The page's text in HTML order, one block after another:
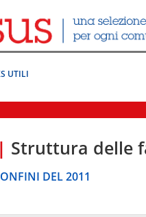
UTILI
| Struttura delle
DEL 2011